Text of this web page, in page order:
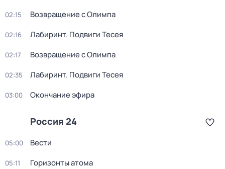
02:15 Возвращение с Олимпа
02:16 Лабиринт. Подвиги Тесея
02:17 Возвращение с Олимпа
02:35 Лабиринт. Подвиги Тесея
03:00 Окончание эфира
Россия 24
05:00 Вести
05:11 Горизонты атома